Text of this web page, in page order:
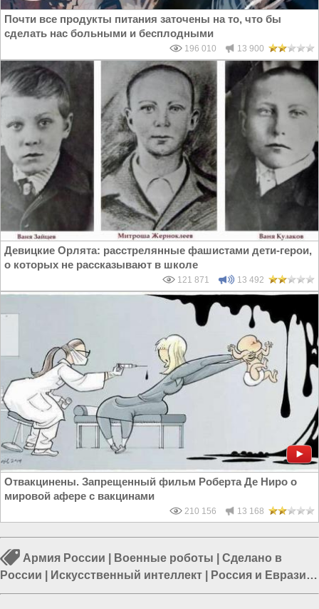
Почти все продукты питания заточены на то, что бы
сделать нас больными и бесплодными
196 010 13 900
Девицкие Орлята: расстрелянные фашистами дети-герои,
о которых не рассказывают в школе
121 871 13 492
Отвакцинены. Запрещенный фильм Роберта Де Ниро о
мировой афере с вакцинами
210 156 13 168
Армия России Военные роботы
Сделано в
России
Искусственный интеллект Россия и Евразия|
БПЛА|Россия и Запад